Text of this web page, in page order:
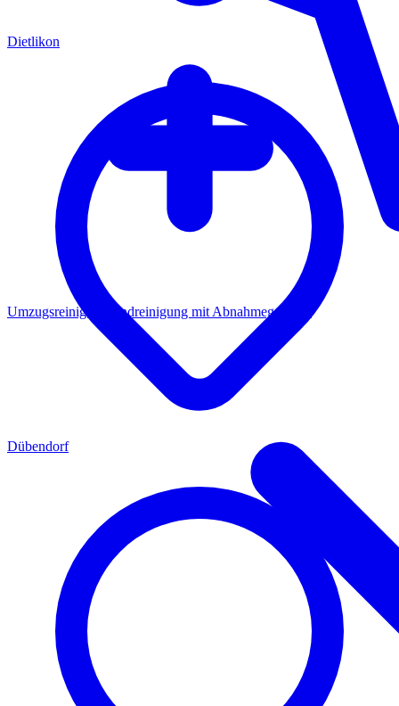
Umzugsreinigung Endreinigung mit Abnahmegarantie
Dietlikon
Dübendorf